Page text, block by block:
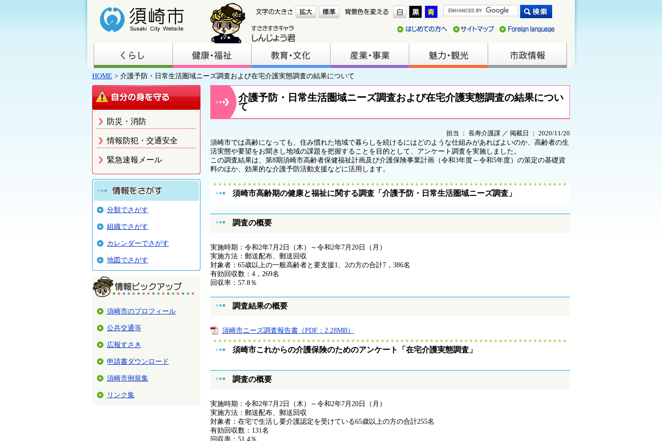
HOME > 介護予防・日常生活圏域ニーズ調査および在宅介護実態調査の結果について
防災・消防
情報防犯・交通安全
緊急速報メール
分類でさがす
組織でさがす
カレンダーでさがす
地図でさがす
須崎市のプロフィール
公共交通等
広報すさき
申請書ダウンロード
須崎市例規集
リンク集
介護予防・日常生活圏域ニーズ調査および在宅介護実態調査の結果につい
て
担当 ： 長寿介護課 ／ 掲載日 ： 2020/11/20
須崎市では高齢になっても、住み慣れた地域で暮らしを続けるにはどのような仕組みがあればよいのか、高齢者の生
活実態や要望をお聞きし地域の課題を把握することを目的として、アンケート調査を実施しました。
この調査結果は、第8期須崎市高齢者保健福祉計画及び介護保険事業計画（令和3年度～令和5年度）の策定の基礎資
料のほか、効果的な介護予防活動支援などに活用します。
須崎市高齢期の健康と福祉に関する調査「介護予防・日常生活圏域ニーズ調査」
調査の概要
実施時期：令和2年7月2日（木）～令和2年7月20日（月）
実施方法：郵送配布、郵送回収
対象者：65歳以上の一般高齢者と要支援1、2の方の合計7，386名
有効回収数：4，269名
回収率：57.8％
調査結果の概要
須崎市ニーズ調査報告書（PDF：2.28MB）
須崎市これからの介護保険のためのアンケート「在宅介護実態調査」
調査の概要
実施時期：令和2年7月2日（木）～令和2年7月20日（月）
実施方法：郵送配布、郵送回収
対象者：在宅で生活し要介護認定を受けている65歳以上の方の合計255名
有効回収数：131名
回収率：51.4％